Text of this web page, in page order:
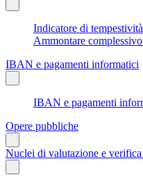
Indicatore di
Ammontare
IBAN e pagamenti informatici
IBAN e pagamenti
Opere pubbliche
Nuclei di valutazione e